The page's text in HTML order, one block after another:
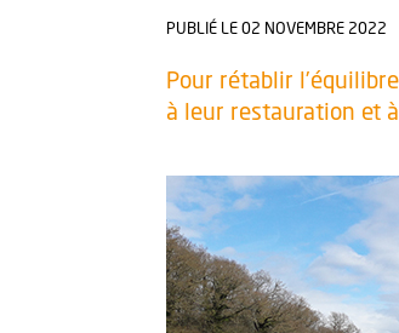
PUBLIÉ LE 02 NOVEMBRE 2022
Pour rétablir
à leur restauration et